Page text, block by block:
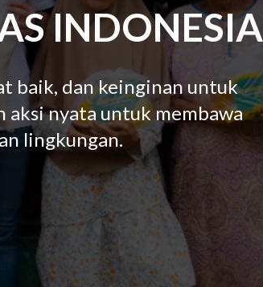
INDONESIA
baik, dan keinginan untuk
aksi nyata untuk membawa
lingkungan.